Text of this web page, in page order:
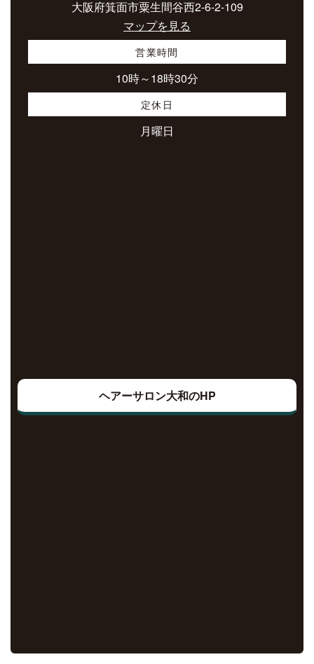
大阪府箕面市粟生間谷西2-6-2-109
マップを見る
営業時間
10時～18時30分
定休日
月曜日
ヘアーサロン大和のHP